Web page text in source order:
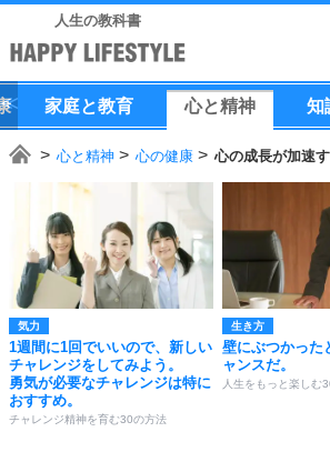
人生の教科書
家庭と教育 心と精神 知
心と精神 心の健康 心の成長が加速
気力
1週間に1回でいいので、新しい
チャレンジをしてみよう。
勇気が必要なチャレンジは特に
おすすめ。
チャレンジ精神を育む30の方法
生き方
壁にぶつかった
ャンスだ。
人生をもっと楽しむ